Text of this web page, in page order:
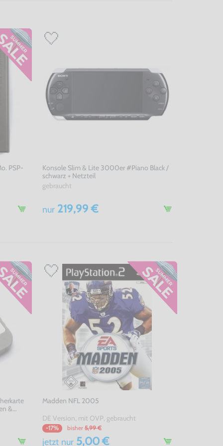
PSP-
Konsole Slim & Lite 3000er #Piano Black /
schwarz + Netzteil
gebraucht
nur219,99 €
&
Madden NFL 2005
DE Version, mit OVP, gebraucht
-17% bisher 5,99 €
jetzt nur5,00 €